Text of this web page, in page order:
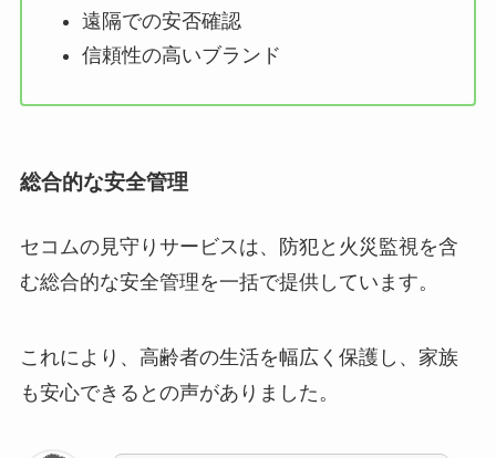
遠隔での安否確認
信頼性の高いブランド
総合的な安全管理
セコムの見守りサービスは、防犯と火災監視を含
む総合的な安全管理を一括で提供しています。
これにより、高齢者の生活を幅広く保護し、家族
も安心できるとの声がありました。